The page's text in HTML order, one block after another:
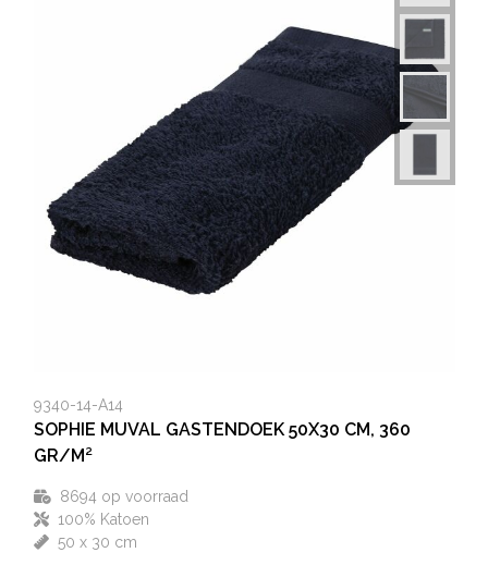
9340-14-A14
SOPHIE MUVAL GASTENDOEK 50X30 CM, 360
GR/M²
8694 op voorraad
100% Katoen
50 x 30 cm